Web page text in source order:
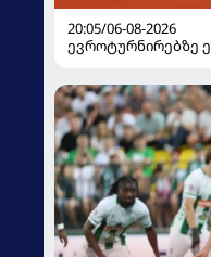
20:05/06-08-2026
ევროტურნირებზე